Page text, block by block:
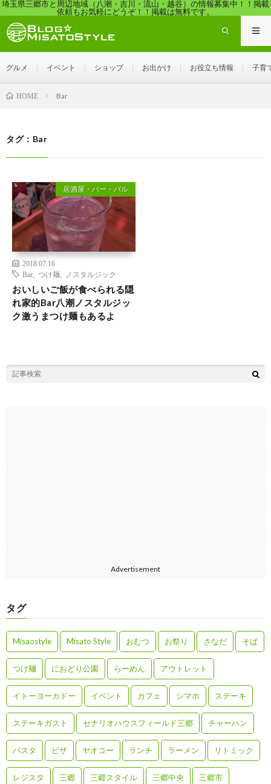
埼玉県三郷市と周辺地域（八潮・吉川・流山・越谷）の情報募集中！！掲載
依頼もお気軽にどうぞ！！掲載は無料です。
グルメ イベント ショップ お出かけ お役立ち情報 子育
HOME Bar
タグ：Bar
居酒屋・バー・バル
2018.07.16
Bar
つけ麺 ノスタルジック
おいしいご飯が食べられる隠
れ家的Bar八潮ノスタルジッ
ク激うまつけ麺もあるよ
Advertisement
タグ
Misaostyle Misato Style おむつ お祭り さなだ そば
つけ麺 におどり公園 らーめん アウトレット
イトーヨーカドー イベント カフェ シマホ ステーキ
ステーキガスト セナリオハウスフィールド三郷 チャーハン
パスタ ピザ ヤオコー ランチ ラーメン リトミック
レジスタ 三郷 三郷スタイル 三郷中央 三郷市